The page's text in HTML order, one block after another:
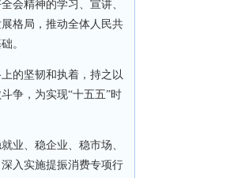
会精神的学习、宣讲、
格局，推动全体人民共
。
的坚韧和执着，持之以
争，为实现“十五五”时
业、稳企业、稳市场、
入实施提振消费专项行